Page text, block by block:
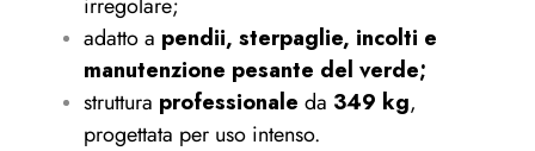
adatto a pendii, sterpaglie, incolti e
manutenzione pesante del verde;
struttura professionale da 349 kg,
progettata per uso intenso.